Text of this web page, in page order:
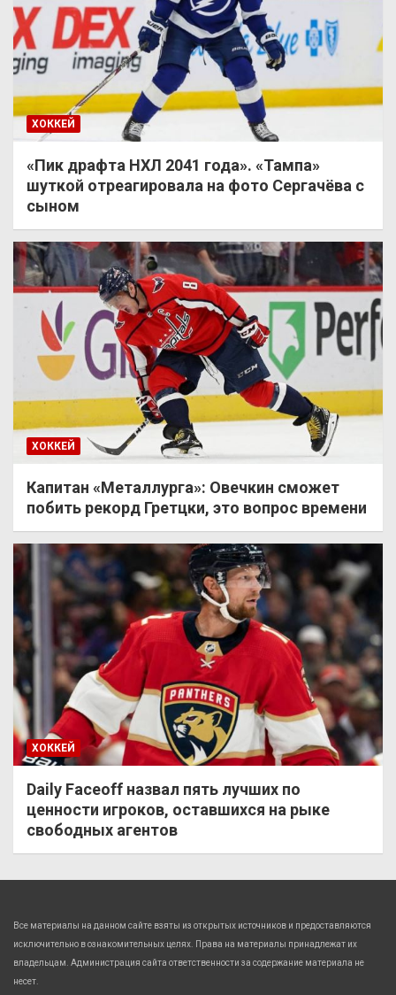
ХОККЕЙ
«Пик драфта НХЛ 2041 года». «Тампа»
шуткой отреагировала на фото Сергачёва с
сыном
ХОККЕЙ
Капитан «Металлурга»: Овечкин сможет
побить рекорд Гретцки, это вопрос времени
ХОККЕЙ
Daily Faceoff назвал пять лучших по
ценности игроков, оставшихся на рыке
свободных агентов
Все материалы на данном сайте взяты из открытых источников и предоставляются
исключительно в ознакомительных целях. Права на материалы принадлежат их
владельцам. Администрация сайта ответственности за содержание материала не
несет.